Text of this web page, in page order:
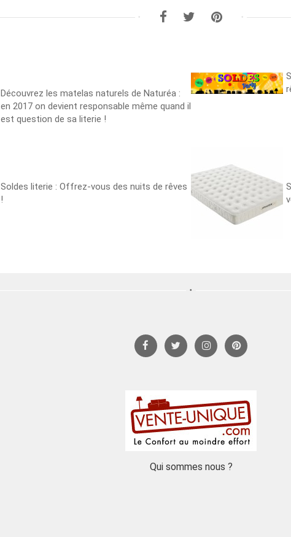
Découvrez les matelas naturels de Naturéa :
en 2017 on devient responsable même quand il
est question de sa literie !
Soldes literie : Offrez-vous des nuits de rêves
!
Qui sommes nous ?